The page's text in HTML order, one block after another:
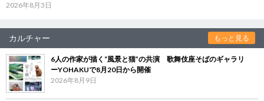
2026年8月3日
カルチャー もっと見る
6人の作家が描く“風景と猫”の共演 歌舞伎座そばのギャラリ
ーYOHAKUで8月20日から開催
2026年8月9日